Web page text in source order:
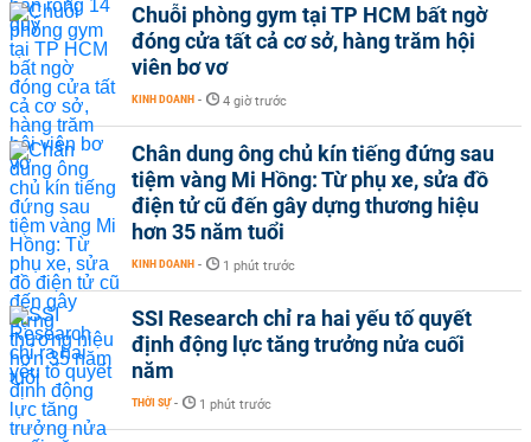
Chuỗi phòng gym tại TP HCM bất ngờ
đóng cửa tất cả cơ sở, hàng trăm hội
viên bơ vơ
KINH DOANH - 4 giờ trước
Chân dung ông chủ kín tiếng đứng sau
tiệm vàng Mi Hồng: Từ phụ xe, sửa đồ
điện tử cũ đến gây dựng thương hiệu
hơn 35 năm tuổi
KINH DOANH - 1 phút trước
SSI Research chỉ ra hai yếu tố quyết
định động lực tăng trưởng nửa cuối
năm
THỜI SỰ - 1 phút trước